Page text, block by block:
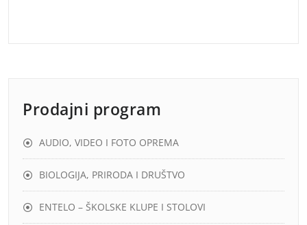
Prodajni program
AUDIO, VIDEO I FOTO OPREMA
BIOLOGIJA, PRIRODA I DRUŠTVO
ENTELO – ŠKOLSKE KLUPE I STOLOVI